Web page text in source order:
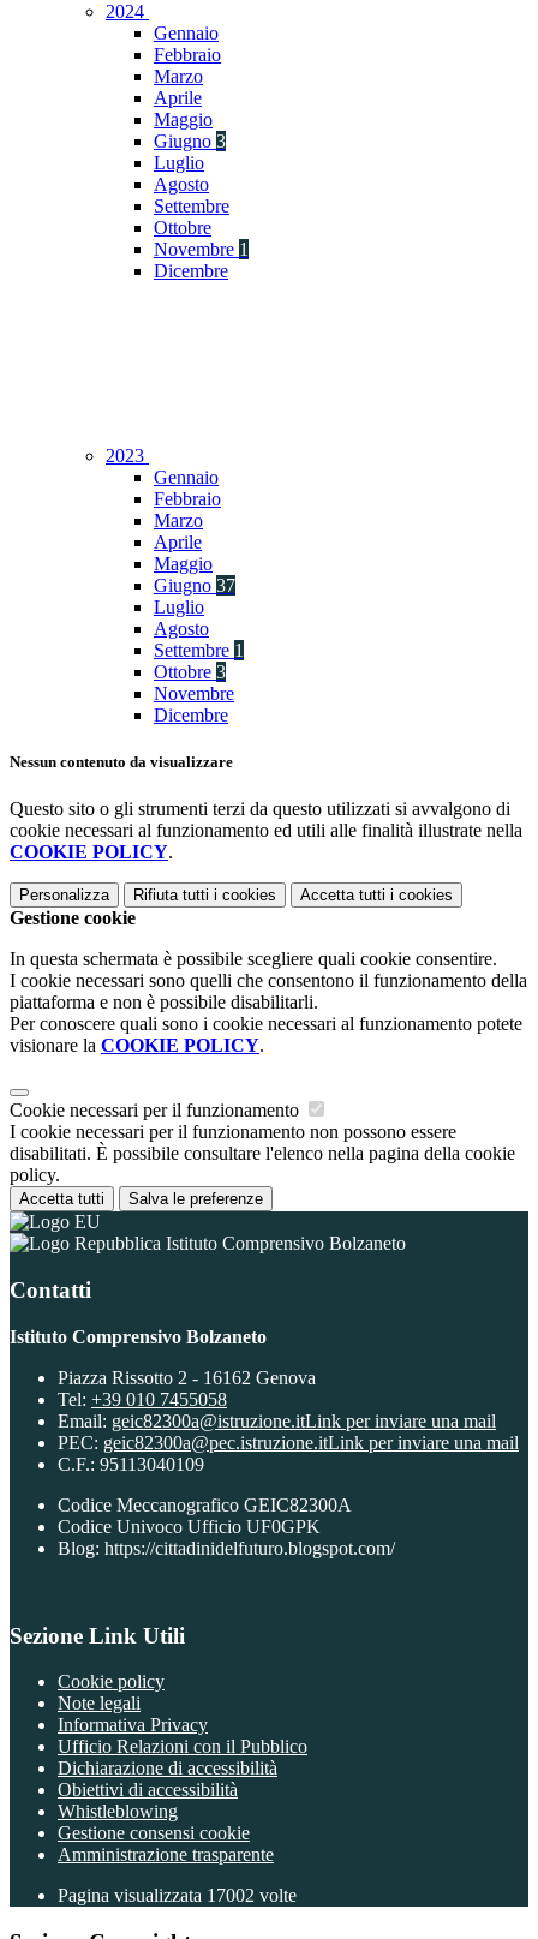
2024
Gennaio
Febbraio
Marzo
Aprile
Maggio
Giugno 3
Luglio
Agosto
Settembre
Ottobre
Novembre 1
Dicembre
2023
Gennaio
Febbraio
Marzo
Aprile
Maggio
Giugno 37
Luglio
Agosto
Settembre 1
Ottobre 3
Novembre
Dicembre
Nessun contenuto da visualizzare
Questo sito o gli strumenti terzi da questo utilizzati si avvalgono di
cookie necessari al funzionamento ed utili alle finalità illustrate nella
COOKIE POLICY.
Personalizza Rifiuta tutti i cookies Accetta tutti i cookies
Gestione cookie
In questa schermata è possibile scegliere quali cookie consentire.
I cookie necessari sono quelli che consentono il funzionamento della
piattaforma e non è possibile disabilitarli.
Per conoscere quali sono i cookie necessari al funzionamento potete
visionare la COOKIE POLICY.
Cookie necessari per il funzionamento
I cookie necessari per il funzionamento non possono essere
disabilitati. È possibile consultare l'elenco nella pagina della cookie
policy.
Accetta tutti Salva le preferenze
Istituto Comprensivo Bolzaneto
Contatti
Istituto Comprensivo Bolzaneto
Piazza Rissotto 2 - 16162 Genova
Tel: +39 010 7455058
Email: geic82300a@istruzione.itLink per inviare una mail
PEC: geic82300a@pec.istruzione.itLink per inviare una mail
C.F.: 95113040109
Codice Meccanografico GEIC82300A
Codice Univoco Ufficio UF0GPK
Blog: https://cittadinidelfuturo.blogspot.com/
Sezione Link Utili
Cookie policy
Note legali
Informativa Privacy
Ufficio Relazioni con il Pubblico
Dichiarazione di accessibilità
Obiettivi di accessibilità
Whistleblowing
Gestione consensi cookie
Amministrazione trasparente
Pagina visualizzata 17002 volte